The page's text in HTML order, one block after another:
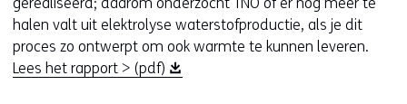
halen valt uit elektrolyse waterstofproductie, als je dit
proces zo ontwerpt om ook warmte te kunnen leveren.
Lees het rapport > (pdf)